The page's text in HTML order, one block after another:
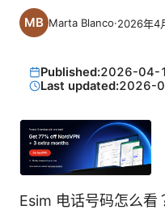
Marta Blanco·2026年4
Published:2026-04-
Last updated:2026-
Esim 电话号码怎么看